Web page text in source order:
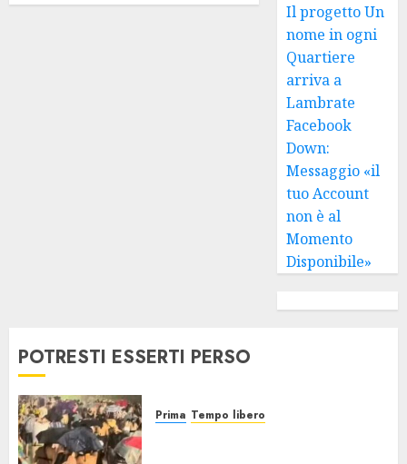
Il progetto Un
nome in ogni
Quartiere
arriva a
Lambrate
Facebook
Down:
Messaggio «il
tuo Account
non è al
Momento
Disponibile»
POTRESTI ESSERTI PERSO
Prima Tempo libero